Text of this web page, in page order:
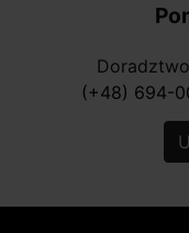
(+48) 694-